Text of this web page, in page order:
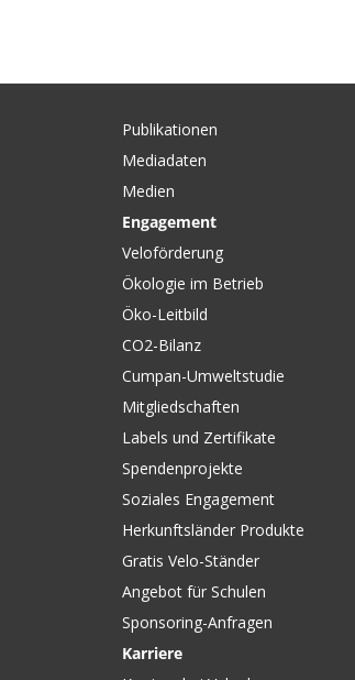
TURBINE R Alu Vorbau 35,
0° black von RACE FACE
Publikationen
Mediadaten
Medien
Engagement
Veloförderung
Ökologie im Betrieb
Öko-Leitbild
CO2-Bilanz
Cumpan-Umweltstudie
Mitgliedschaften
Labels und Zertifikate
Spendenprojekte
Soziales Engagement
Herkunftsländer Produkte
Gratis Velo-Ständer
Angebot für Schulen
Sponsoring-Anfragen
Karriere